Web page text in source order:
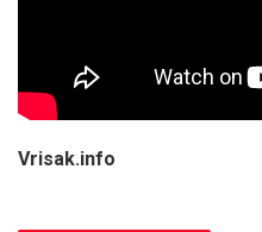
Vrisak.info